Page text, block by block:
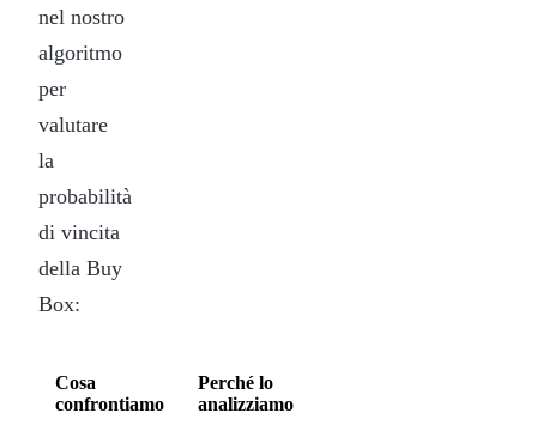
nel nostro
algoritmo
per
valutare
la
probabilità
di vincita
della Buy
Box:
Cosa
confrontiamo
Perché lo
analizziamo